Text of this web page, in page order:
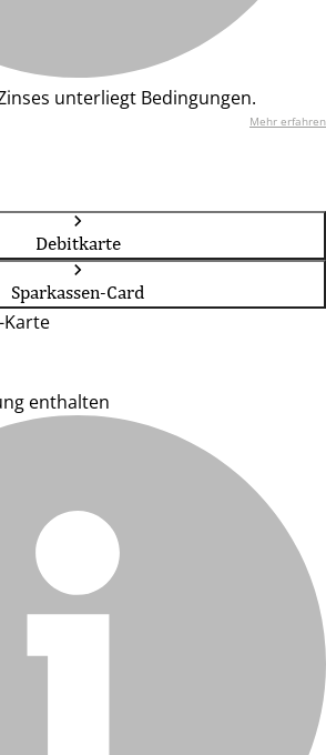
unterliegt Bedingungen.
Mehr erfahren
Debitkarte
Sparkassen-Card
Karte
enthalten